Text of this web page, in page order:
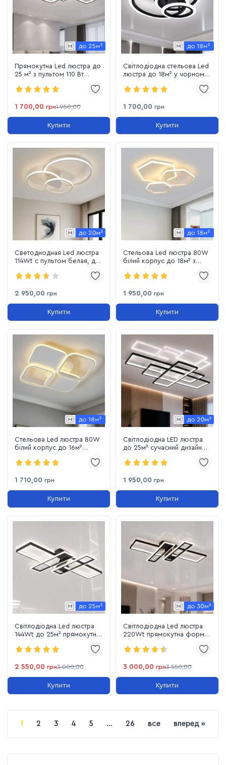
Прямокутна Led люстра до
25 м² з пультом 110 Вт
3s smart Bk)
1 700,00 грн1 950,00
Купити
Світлодіодна стельова Led
люстра до 18м² у чорному
500 BK)
1 700,00 грн
Купити
Светодиодная Led люстра
114Wt с пультом белая, для
(1158WH)
2 950,00 грн
Купити
Стельова Led люстра 80W
білий корпус до 18м² з
1 950,00 грн
Купити
Стельова Led люстра 80W
білий корпус до 16м²
пам'ятаю (1166 White)
1 710,00 грн
Купити
Світлодіодна LED люстра
до 25м² сучасний дизайн
1 950,00 грн
Купити
Світлодіодна Led люстра
144Wt до 25м² прямокутна
Quad Black 1185/2+2 Bk)
2 550,00 грн3 000,00
Купити
Світлодіодна Led люстра
220Wt прямокутна форма
(1186/2+2 Bk)
3 000,00 грн3 550,00
Купити
1 2 3 4 5 ... 26 все вперед »